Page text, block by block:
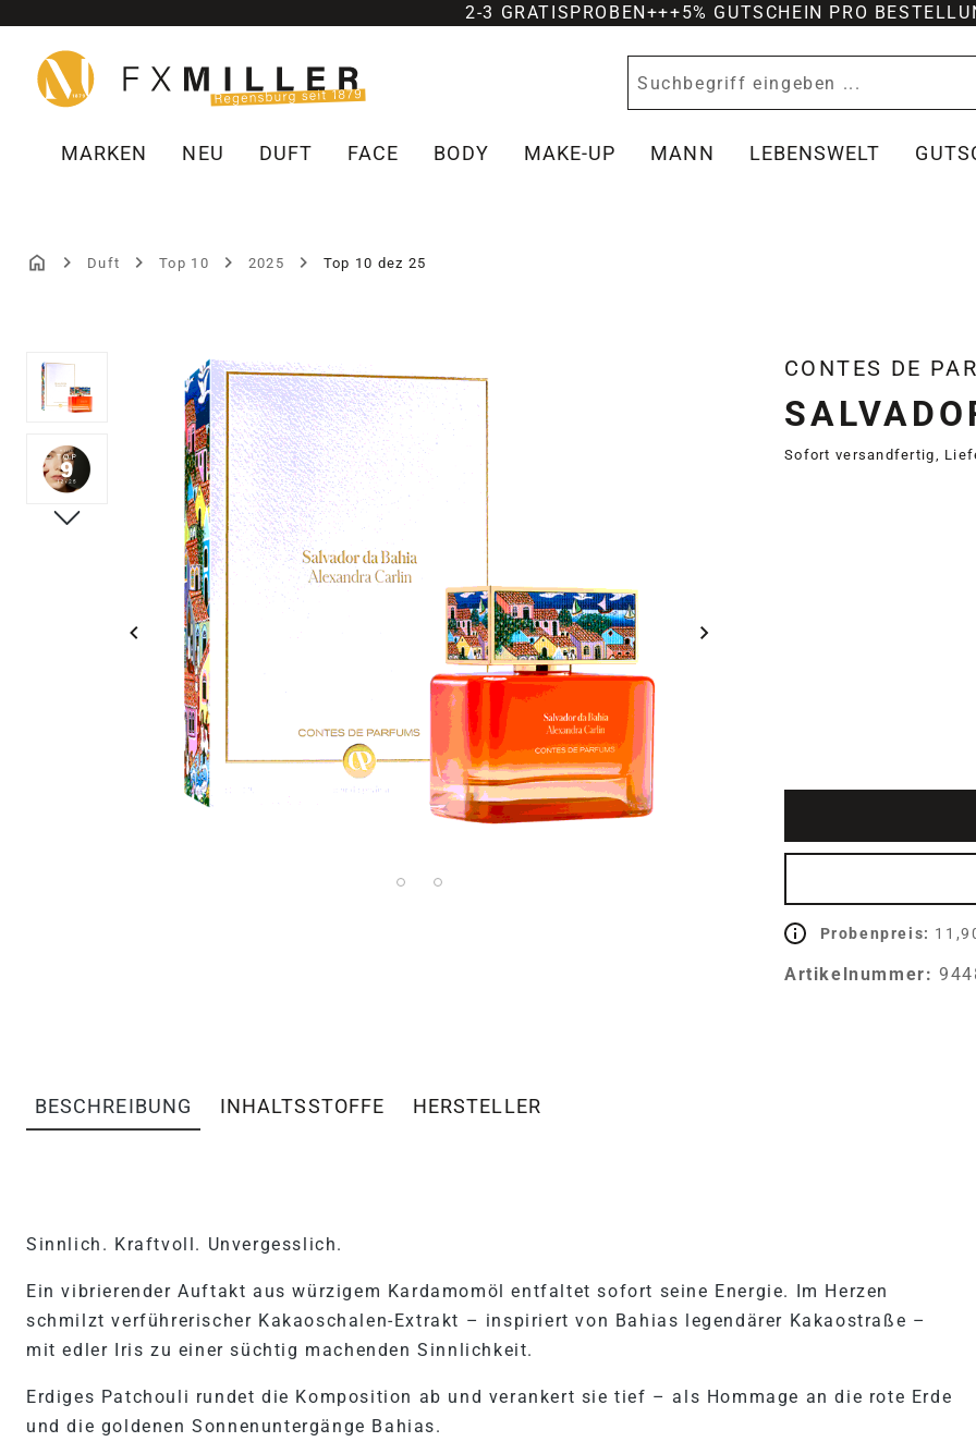
Hauptinhalt springen
Zur Suche springen
Zur Hauptnavigation springen
2-3 GRATISPROBEN+++5% GUTSCHEIN PRO
MARKEN NEU DUFT FACE BODY MAKE-UP MANN LEBENSWELT
Duft Top 10 2025 Top 10 dez 25
Bildergalerie überspringen CONTES DE
Sofort versandfertig,
Probenpreis:
Artikelnummer:
BESCHREIBUNG INHALTSSTOFFE HERSTELLER
Sinnlich. Kraftvoll. Unvergesslich.
Ein vibrierender Auftakt aus würzigem Kardamomöl entfaltet sofort seine Energie. Im Herzen
schmilzt verführerischer Kakaoschalen-Extrakt – inspiriert von Bahias legendärer Kakaostraße –
mit edler Iris zu einer süchtig machenden Sinnlichkeit.
Erdiges Patchouli rundet die Komposition ab und verankert sie tief – als Hommage an die rote Erde
und die goldenen Sonnenuntergänge Bahias.